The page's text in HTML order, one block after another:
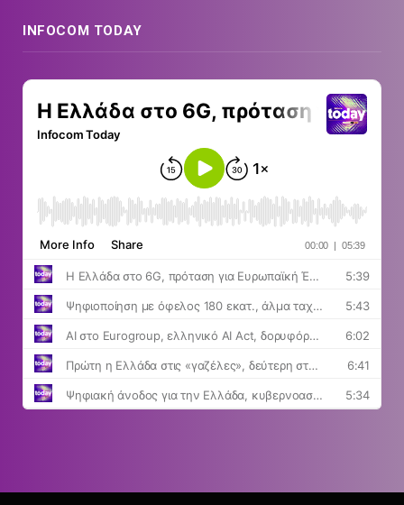
INFOCOM TODAY